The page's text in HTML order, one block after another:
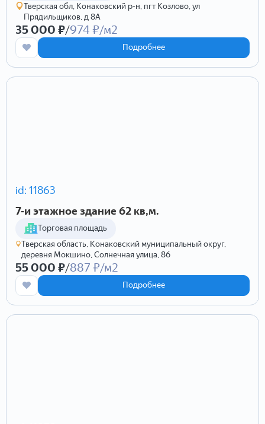
Тверская обл, Конаковский р-н, пгт Козлово, ул
Прядильщиков, д 8А
Подробнее
35 000 ₽/974 ₽/м2
id: 11863
7-и этажное здание 62 кв,м.
Торговая площадь
Тверская область, Конаковский муниципальный округ,
деревня Мокшино, Солнечная улица, 86
Подробнее
55 000 ₽/887 ₽/м2